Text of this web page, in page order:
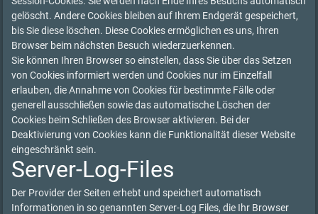
gelöscht. Andere Cookies bleiben auf Ihrem Endgerät gespeichert,
bis Sie diese löschen. Diese Cookies ermöglichen es uns, Ihren
Browser beim nächsten Besuch wiederzuerkennen.
Sie können Ihren Browser so einstellen, dass Sie über das Setzen
von Cookies informiert werden und Cookies nur im Einzelfall
erlauben, die Annahme von Cookies für bestimmte Fälle oder
generell ausschließen sowie das automatische Löschen der
Cookies beim Schließen des Browser aktivieren. Bei der
Deaktivierung von Cookies kann die Funktionalität dieser Website
eingeschränkt sein.
Server-Log-Files
Der Provider der Seiten erhebt und speichert automatisch
Informationen in so genannten Server-Log Files, die Ihr Browser